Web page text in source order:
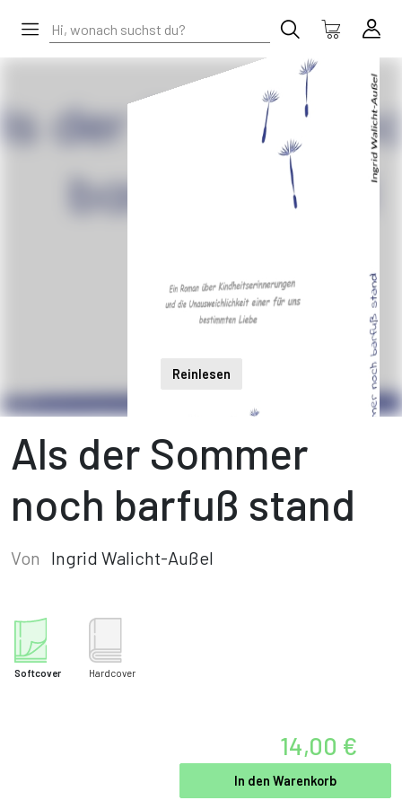
Reinlesen
Als der Sommer
noch barfuß stand
Von Ingrid Walicht-Außel
Softcover Hardcover
14,00 €
In den Warenkorb